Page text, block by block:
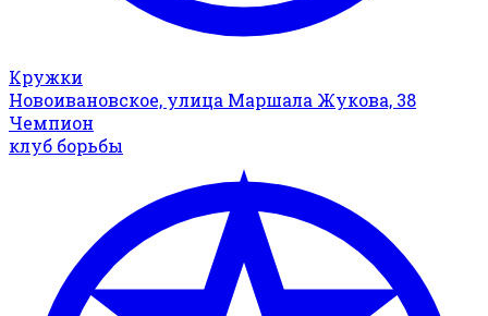
Кружки
Новоивановское, улица Маршала Жукова, 38
Чемпион
клуб борьбы